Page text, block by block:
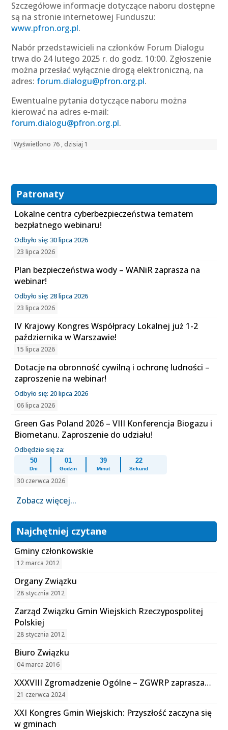
Szczegółowe informacje dotyczące naboru dostępne
są na stronie internetowej Funduszu:
www.pfron.org.pl.
Nabór przedstawicieli na członków Forum Dialogu
trwa do 24 lutego 2025 r. do godz. 10:00. Zgłoszenie
można przesłać wyłącznie drogą elektroniczną, na
adres: forum.dialogu@pfron.org.pl.
Ewentualne pytania dotyczące naboru można
kierować na adres e-mail:
forum.dialogu@pfron.org.pl.
Wyświetlono 76 , dzisiaj 1
Patronaty
Lokalne centra cyberbezpieczeństwa tematem
bezpłatnego webinaru!
Odbyło się: 30 lipca 2026
23 lipca 2026
Plan bezpieczeństwa wody – WANiR zaprasza na
webinar!
Odbyło się: 28 lipca 2026
23 lipca 2026
IV Krajowy Kongres Współpracy Lokalnej już 1-2
października w Warszawie!
15 lipca 2026
Dotacje na obronność cywilną i ochronę ludności –
zaproszenie na webinar!
Odbyło się: 20 lipca 2026
06 lipca 2026
Green Gas Poland 2026 – VIII Konferencja Biogazu i
Biometanu. Zaproszenie do udziału!
Odbędzie się za:
50
Dni
01
Godzin
39
Minut
22
Sekund
30 czerwca 2026
Zobacz więcej...
Najchętniej czytane
Gminy członkowskie
12 marca 2012
Organy Związku
28 stycznia 2012
Zarząd Związku Gmin Wiejskich Rzeczypospolitej
Polskiej
28 stycznia 2012
Biuro Związku
04 marca 2016
XXXVIII Zgromadzenie Ogólne – ZGWRP zaprasza…
21 czerwca 2024
XXI Kongres Gmin Wiejskich: Przyszłość zaczyna się
w gminach